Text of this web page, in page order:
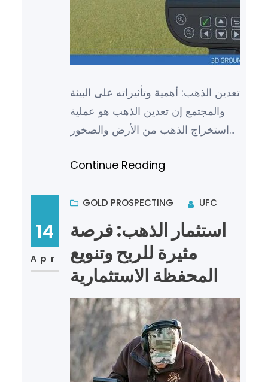
تعدين الذهب: أهمية وتأثيراته على البيئة
والمجتمع إن تعدين الذهب هو عملية
استخراج الذهب من الأرض والصخور
ويعتبر تعدين الذه…
Continue Reading
14
Apr
GOLD PROSPECTING UFC
استثمار الذهب: فرصة
مثيرة للربح وتنويع
المحفظة الاستثمارية